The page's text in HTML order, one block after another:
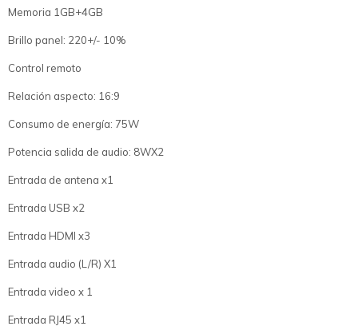
Memoria 1GB+4GB
Brillo panel: 220+/- 10%
Control remoto
Relación aspecto: 16:9
Consumo de energía: 75W
Potencia salida de audio: 8WX2
Entrada de antena x1
Entrada USB x2
Entrada HDMI x3
Entrada audio (L/R) X1
Entrada video x 1
Entrada RJ45 x1